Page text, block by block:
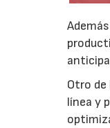
Otro
línea y